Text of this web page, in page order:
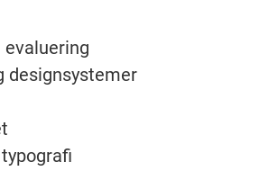
designsystemer